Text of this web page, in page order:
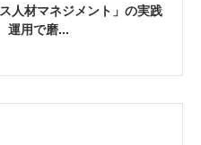
人材マネジメント」の実践
運用で磨...